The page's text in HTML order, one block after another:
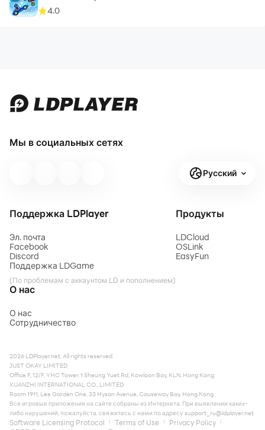
4.0
Мы в социальных сетях
Русский
Поддержка LDPlayer
Эл. почта
Facebook
Discord
Поддержка LDGame
(По проблемам с аккаунтом LD и пополнением)
Продукты
LDCloud
OSLink
EasyFun
О нас
О нас
Сотрудничество
2026 LDPlayer.net. All rights reserved.
JUST OKAY LIMITED
Office F, 12/F, YHC Tower, 1 Sheung Yuet Rd, Kowloon Bay, KLN, Hong Kong
XUANZHI INTERNATIONAL CO., LIMITED
Room 1911, Lee Garden One, 33 Hysan Avenue, Causeway Bay, Hong Kong
Все игровые приложения на сайте собраны из Интернета. При выявлении каких-
либо нарушений, пожалуйста, свяжитесь с нами по адресу support_ru@ldplayer.net
Software Licensing Protocol Terms of Use
Privacy Policy